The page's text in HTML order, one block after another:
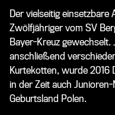
Der vielseitig
Zwölfjähriger vom SV
Bayer-Kreuz gewechselt.
anschließend
Kurtekotten, wurde 2016
in der Zeit auch
Geburtsland Polen.